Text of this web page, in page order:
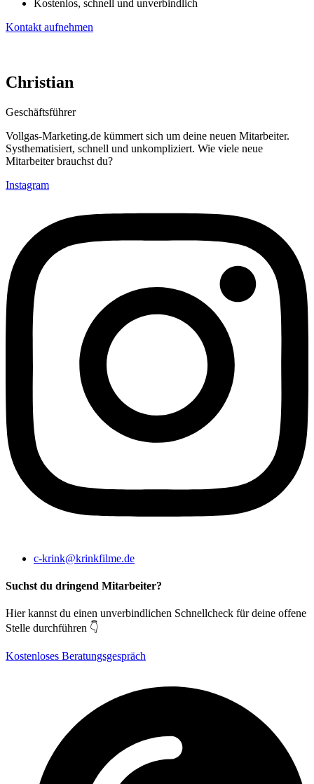
Kostenlos, schnell und unverbindlich
Kontakt aufnehmen
Christian
Geschäftsführer
Vollgas-Marketing.de kümmert sich um deine neuen Mitarbeiter.
Systhematisiert, schnell und unkompliziert. Wie viele neue
Mitarbeiter brauchst du?
Instagram
c-krink@krinkfilme.de
Suchst du dringend Mitarbeiter?
Hier kannst du einen unverbindlichen Schnellcheck für deine offene
Stelle durchführen 👇
Kostenloses Beratungsgespräch